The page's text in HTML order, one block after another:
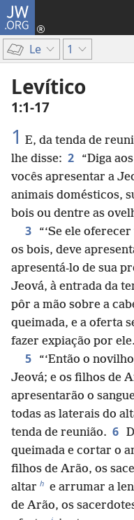
JW.ORG
Le 1
Levítico
1:1-17
1 E, da tenda de
lhe disse: 2 “Diga
vocês apresentar a
animais domésticos,
bois ou dentre as
3
“‘Se ele
os bois, deve
apresentá-lo de sua
Jeová, à entrada da
pôr a mão sobre a
queimada, e a oferta
fazer expiação por ele.
5
“‘Então o
Jeová; e os filhos de
apresentarão o
todas as laterais do
tenda de reunião. 6
queimada e cortar o
filhos de Arão, os
altar h e arrumar a
de Arão, os